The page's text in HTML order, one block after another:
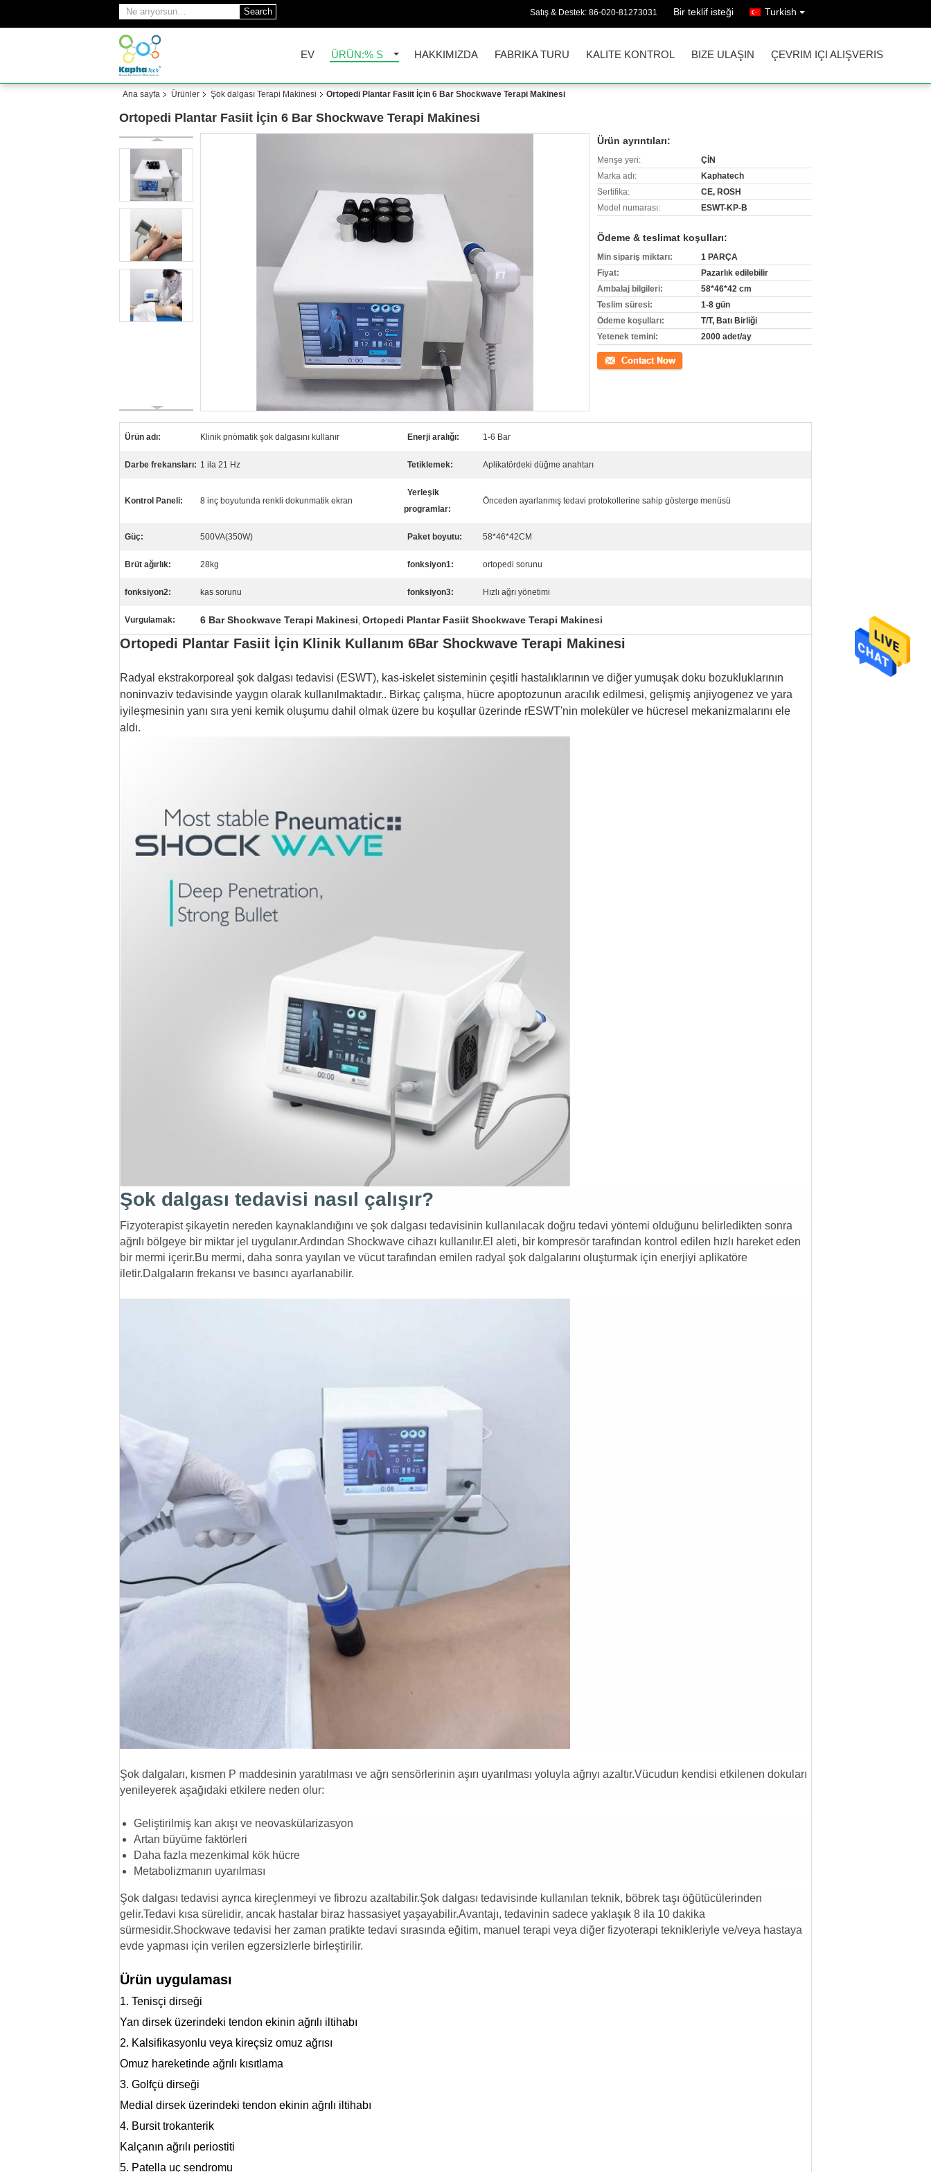
Search Satış & Destek: 86-020-81273031 Bir teklif isteği Turkish
EV ÜRÜN:% S HAKKIMIZDA FABRIKA TURU KALITE KONTROL BIZE ULAŞIN ÇEVRIM IÇI ALIŞVERIS
Ana sayfa Ürünler Şok dalgası Terapi Makinesi Ortopedi Plantar Fasiit İçin 6 Bar Shockwave Terapi Makinesi
Ortopedi Plantar Fasiit İçin 6 Bar Shockwave Terapi Makinesi
Ürün ayrıntıları:
Menşe yeri:
ÇİN
Marka adı:
Kaphatech
Sertifika:
CE, ROSH
Model numarası:
ESWT-KP-B
Ödeme & teslimat koşulları:
Min sipariş miktarı:
1 PARÇA
Fiyat:
Pazarlık edilebilir
Ambalaj bilgileri:
58*46*42 cm
Teslim süresi:
1-8 gün
Ödeme koşulları:
T/T, Batı Birliği
Yetenek temini:
2000 adet/ay
İletişim
Ürün adı: Klinik pnömatik şok dalgasını kullanır Enerji aralığı: 1-6 Bar
Darbe frekansları: 1 ila 21 Hz Tetiklemek: Aplikatördeki düğme anahtarı
Kontrol Paneli: 8 inç boyutunda renkli dokunmatik ekran
Yerleşik
programlar:
Önceden ayarlanmış tedavi protokollerine sahip gösterge menüsü
Güç: 500VA(350W) Paket boyutu: 58*46*42CM
Brüt ağırlık: 28kg fonksiyon1: ortopedi sorunu
fonksiyon2: kas sorunu fonksiyon3: Hızlı ağrı yönetimi
Vurgulamak: 6 Bar Shockwave Terapi Makinesi, Ortopedi Plantar Fasiit Shockwave Terapi Makinesi
Ortopedi Plantar Fasiit İçin Klinik Kullanım 6Bar Shockwave Terapi Makinesi
Radyal ekstrakorporeal şok dalgası tedavisi (ESWT), kas-iskelet sisteminin çeşitli hastalıklarının ve diğer yumuşak doku bozukluklarının
noninvaziv tedavisinde yaygın olarak kullanılmaktadır.. Birkaç çalışma, hücre apoptozunun aracılık edilmesi, gelişmiş anjiyogenez ve yara
iyileşmesinin yanı sıra yeni kemik oluşumu dahil olmak üzere bu koşullar üzerinde rESWT'nin moleküler ve hücresel mekanizmalarını ele
aldı.
Şok dalgası tedavisi nasıl çalışır?
Fizyoterapist şikayetin nereden kaynaklandığını ve şok dalgası tedavisinin kullanılacak doğru tedavi yöntemi olduğunu belirledikten sonra
ağrılı bölgeye bir miktar jel uygulanır.Ardından Shockwave cihazı kullanılır.El aleti, bir kompresör tarafından kontrol edilen hızlı hareket eden
bir mermi içerir.Bu mermi, daha sonra yayılan ve vücut tarafından emilen radyal şok dalgalarını oluşturmak için enerjiyi aplikatöre
iletir.Dalgaların frekansı ve basıncı ayarlanabilir.
Şok dalgaları, kısmen P maddesinin yaratılması ve ağrı sensörlerinin aşırı uyarılması yoluyla ağrıyı azaltır.Vücudun kendisi etkilenen dokuları
yenileyerek aşağıdaki etkilere neden olur:
Geliştirilmiş kan akışı ve neovaskülarizasyon
Artan büyüme faktörleri
Daha fazla mezenkimal kök hücre
Metabolizmanın uyarılması
Şok dalgası tedavisi ayrıca kireçlenmeyi ve fibrozu azaltabilir.Şok dalgası tedavisinde kullanılan teknik, böbrek taşı öğütücülerinden
gelir.Tedavi kısa sürelidir, ancak hastalar biraz hassasiyet yaşayabilir.Avantajı, tedavinin sadece yaklaşık 8 ila 10 dakika
sürmesidir.Shockwave tedavisi her zaman pratikte tedavi sırasında eğitim, manuel terapi veya diğer fizyoterapi teknikleriyle ve/veya hastaya
evde yapması için verilen egzersizlerle birleştirilir.
Ürün uygulaması
1. Tenisçi dirseği
Yan dirsek üzerindeki tendon ekinin ağrılı iltihabı
2. Kalsifikasyonlu veya kireçsiz omuz ağrısı
Omuz hareketinde ağrılı kısıtlama
3. Golfçü dirseği
Medial dirsek üzerindeki tendon ekinin ağrılı iltihabı
4. Bursit trokanterik
Kalçanın ağrılı periostiti
5. Patella uç sendromu